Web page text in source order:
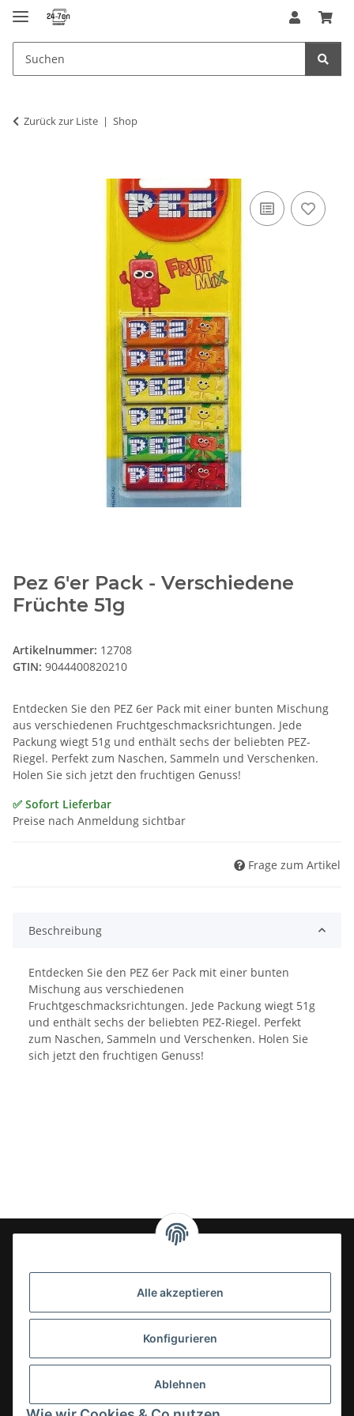
Alle akzeptieren
Konfigurieren
Ablehnen
Zurück zur Liste Shop
Pez 6'er Pack - Verschiedene
Früchte 51g
Artikelnummer: 12708
GTIN: 9044400820210
Entdecken Sie den PEZ 6er Pack mit einer bunten Mischung
aus verschiedenen Fruchtgeschmacksrichtungen. Jede
Packung wiegt 51g und enthält sechs der beliebten PEZ-
Riegel. Perfekt zum Naschen, Sammeln und Verschenken.
Holen Sie sich jetzt den fruchtigen Genuss!
✅ Sofort Lieferbar
Preise nach Anmeldung sichtbar
Frage zum Artikel
Beschreibung
Entdecken Sie den PEZ 6er Pack mit einer bunten
Mischung aus verschiedenen
Fruchtgeschmacksrichtungen. Jede Packung wiegt 51g
und enthält sechs der beliebten PEZ-Riegel. Perfekt
zum Naschen, Sammeln und Verschenken. Holen Sie
sich jetzt den fruchtigen Genuss!
24-7en Kioskbedarf GmbH
- Sezer Kahveci & Cengiz Inci
33142 Büren, Deutschland